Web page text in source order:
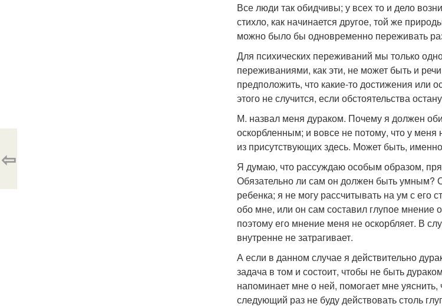
Все люди так обидчивы; у всех то и дело
стихло, как начинается другое, той же
можно было бы одновременно переживать
Для психических переживаний мы только
переживаниями, как эти, не может быть и
предположить, что какие-то достижения
этого не случится, если обстоятельства
М. назвал меня дураком. Почему я должен
оскорбленным; и вовсе не потому, что у
из присутствующих здесь. Может быть,
Я думаю, что рассуждаю особым образом,
Обязательно ли сам он должен быть умным?
ребенка; я не могу рассчитывать на ум с его
обо мне, или он сам составил глупое мнение
поэтому его мнение меня не оскорбляет. В
внутренне не затрагивает.
А если в данном случае я действительно
задача в том и состоит, чтобы не быть
напоминает мне о ней, помогает мне
следующий раз не буду действовать столь
⇦